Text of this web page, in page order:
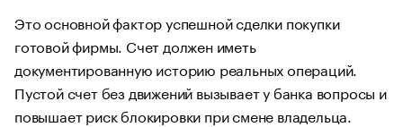
Это основной фактор успешной сделки покупки
готовой фирмы. Счет должен иметь
документированную историю реальных операций.
Пустой счет без движений вызывает у банка вопросы и
повышает риск блокировки при смене владельца.